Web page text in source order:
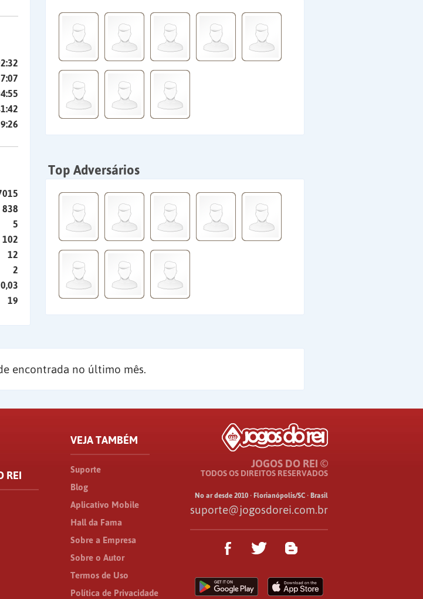
838
5
102
12
2
0,03
19
Top Adversários
encontrada no último mês.
REI
VEJA TAMBÉM
Suporte
Blog
Aplicativo Mobile
Hall da Fama
Sobre a Empresa
Sobre o Autor
Termos de Uso
Política de Privacidade
JOGOS DO REI ©
TODOS OS DIREITOS RESERVADOS
No ar desde 2010 · Florianópolis/SC · Brasil
suporte@jogosdorei.com.br